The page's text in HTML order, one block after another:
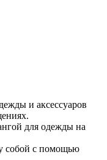
и аксессуаров
для одежды на
собой с помощью